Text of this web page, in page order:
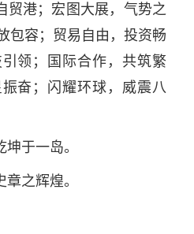
贸港；宏图大展，气势之
包容；贸易自由，投资畅
领；国际合作，共筑繁
奋；闪耀环球，威震八
于一岛。
之辉煌。